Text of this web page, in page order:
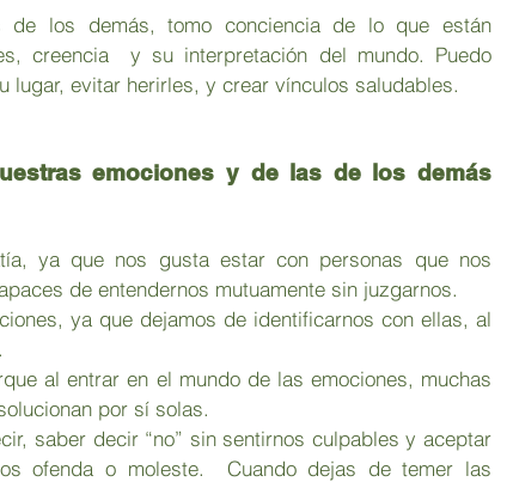
de los demás, tomo conciencia de lo que están
creencia  y su interpretación del mundo. Puedo
lugar, evitar herirles, y crear vínculos saludables.
emociones y de las de los demás
ya que nos gusta estar con personas que nos
de entendernos mutuamente sin juzgarnos.
ya que dejamos de identificarnos con ellas, al
al entrar en el mundo de las emociones, muchas
por sí solas.
saber decir “no” sin sentirnos culpables y aceptar
ofenda o moleste.  Cuando dejas de temer las